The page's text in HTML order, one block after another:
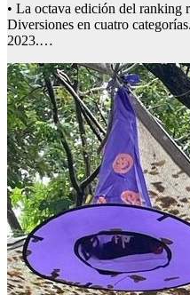
• La octava edición del ranking
Diversiones en cuatro
2023.…